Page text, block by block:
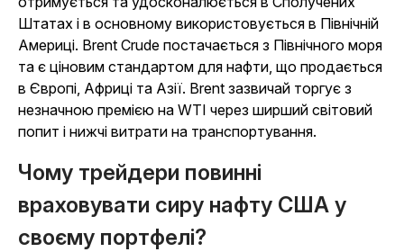
Штатах і в основному використовується в Північній
Америці. Brent Crude постачається з Північного моря
та є ціновим стандартом для нафти, що продається
в Європі, Африці та Азії. Brent зазвичай торгує з
незначною премією на WTI через ширший світовий
попит і нижчі витрати на транспортування.
Чому трейдери повинні
враховувати сиру нафту США у
своєму портфелі?